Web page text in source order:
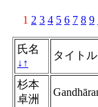
1 2 3 4 5 6 7 8 9
氏名
↓ ↑
タイトル
杉本
卓洲